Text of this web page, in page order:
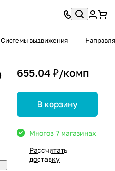
Системы выдвижения
655.04 ₽/комп
В корзину
Многов 7 магазинах
Рассчитать
доставку